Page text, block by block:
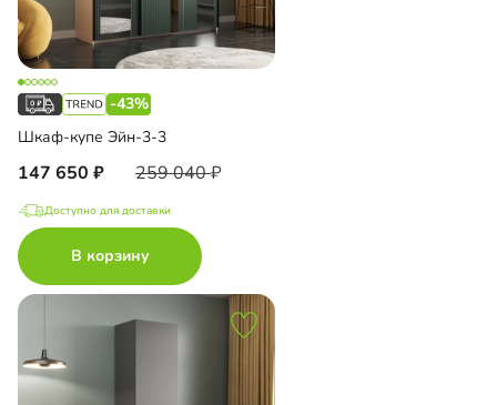
-43%
Шкаф-купе Эйн-3-3
147 650 259 040
Доступно для доставки
В корзину